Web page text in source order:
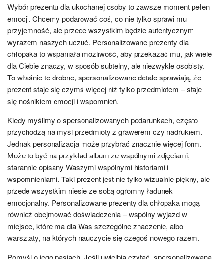
Wybór prezentu dla ukochanej osoby to zawsze moment pełen
emocji. Chcemy podarować coś, co nie tylko sprawi mu
przyjemność, ale przede wszystkim będzie autentycznym
wyrazem naszych uczuć. Personalizowane prezenty dla
chłopaka to wspaniała możliwość, aby przekazać mu, jak wiele
dla Ciebie znaczy, w sposób subtelny, ale niezwykle osobisty.
To właśnie te drobne, spersonalizowane detale sprawiają, że
prezent staje się czymś więcej niż tylko przedmiotem – staje
się nośnikiem emocji i wspomnień.
Kiedy myślimy o spersonalizowanych podarunkach, często
przychodzą na myśl przedmioty z grawerem czy nadrukiem.
Jednak personalizacja może przybrać znacznie więcej form.
Może to być na przykład album ze wspólnymi zdjęciami,
starannie opisany Waszymi wspólnymi historiami i
wspomnieniami. Taki prezent jest nie tylko wizualnie piękny, ale
przede wszystkim niesie ze sobą ogromny ładunek
emocjonalny. Personalizowane prezenty dla chłopaka mogą
również obejmować doświadczenia – wspólny wyjazd w
miejsce, które ma dla Was szczególne znaczenie, albo
warsztaty, na których nauczycie się czegoś nowego razem.
Pomyśl o jego pasjach. Jeśli uwielbia czytać, spersonalizowana